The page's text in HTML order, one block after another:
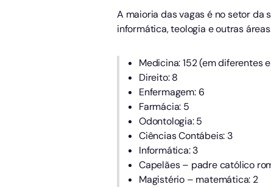
A maioria das vagas é no setor da
informática, teologia e outras
Medicina: 152 (em diferentes
Direito: 8
Enfermagem: 6
Farmácia: 5
Odontologia: 5
Ciências Contábeis: 3
Informática: 3
Capelães – padre católico
Magistério – matemática: 2